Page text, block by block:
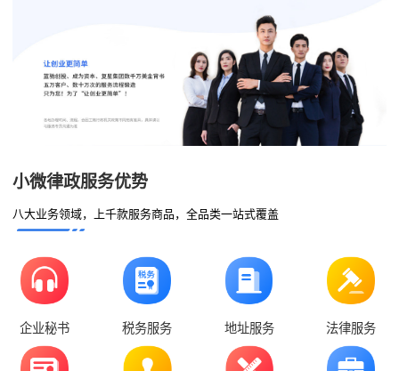
小微律政服务优势
八大业务领域，上千款服务商品，全品类一站式覆盖
企业秘书 税务服务 地址服务 法律服务